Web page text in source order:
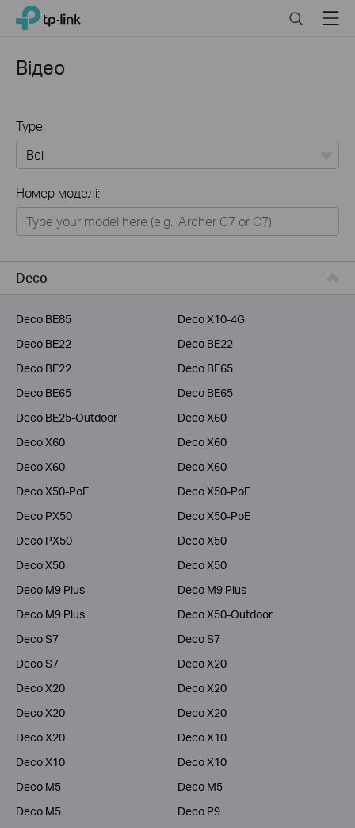
Click
navigation
TP-Link, Reliably Smart SearchMenu
Відео
Type:
Для дому
Розумний будинок
Для інтернет-провайдерів
Номер моделі:
Deco
Deco BE85
Deco X10-4G
Deco BE22
Deco BE22
Deco BE22
Deco BE65
Deco BE65
Deco BE65
Deco BE25-Outdoor
Deco X60
Deco X60
Deco X60
Deco X60
Deco X60
Deco X50-PoE
Deco X50-PoE
Deco PX50
Deco X50-PoE
Deco PX50
Deco X50
Deco X50
Deco X50
Deco M9 Plus
Deco M9 Plus
Deco M9 Plus
Deco X50-Outdoor
Deco S7
Deco S7
Deco S7
Deco X20
Deco X20
Deco X20
Deco X20
Deco X20
Deco X20
Deco X10
Deco X10
Deco X10
Deco M5
Deco M5
Deco M5
Deco P9